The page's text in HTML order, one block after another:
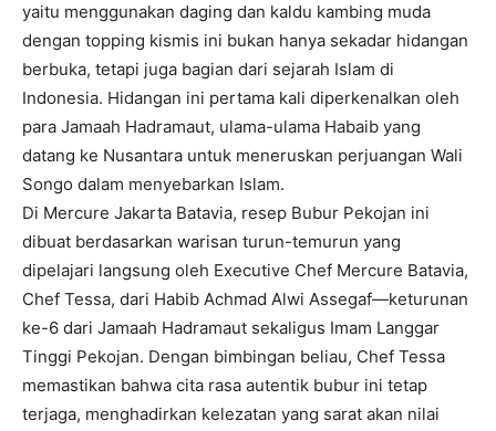
yaitu menggunakan daging dan kaldu kambing muda
dengan topping kismis ini bukan hanya sekadar hidangan
berbuka, tetapi juga bagian dari sejarah Islam di
Indonesia. Hidangan ini pertama kali diperkenalkan oleh
para Jamaah Hadramaut, ulama-ulama Habaib yang
datang ke Nusantara untuk meneruskan perjuangan Wali
Songo dalam menyebarkan Islam.
Di Mercure Jakarta Batavia, resep Bubur Pekojan ini
dibuat berdasarkan warisan turun-temurun yang
dipelajari langsung oleh Executive Chef Mercure Batavia,
Chef Tessa, dari Habib Achmad Alwi Assegaf—keturunan
ke-6 dari Jamaah Hadramaut sekaligus Imam Langgar
Tinggi Pekojan. Dengan bimbingan beliau, Chef Tessa
memastikan bahwa cita rasa autentik bubur ini tetap
terjaga, menghadirkan kelezatan yang sarat akan nilai